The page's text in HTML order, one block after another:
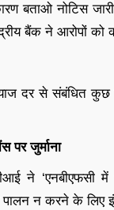
बताओ नोटिस
बैंक ने आरोपों को
दर से संबंधित कुछ
पर जुर्माना
ने ‘एनबीएफसी
पालन न करने के लिए